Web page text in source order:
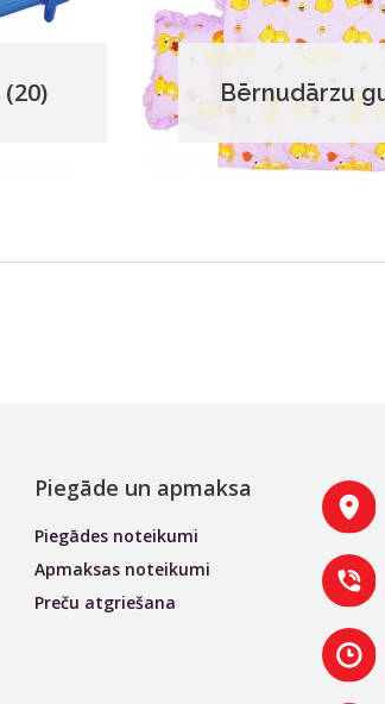
(20) Bērnudārzu
Piegāde un apmaksa
Piegādes noteikumi
Apmaksas noteikumi
Preču atgriešana